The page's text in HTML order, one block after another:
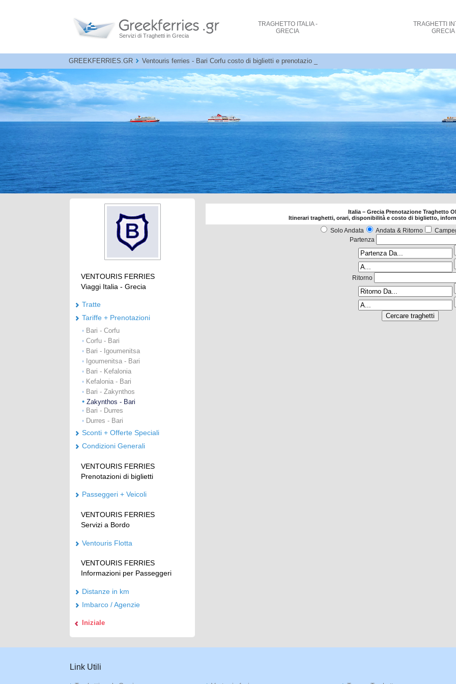
Servizi di Traghetti in Grecia
TRAGHETTO ITALIA -
GRECIA
TRAGHETTI
GRECIA
GREEKFERRIES.GR Ventouris ferries - Bari Corfu costo di biglietti e prenotazioni
VENTOURIS FERRIES
Viaggi Italia - Grecia
Tratte
Tariffe + Prenotazioni
• Bari - Corfu
• Corfu - Bari
• Bari - Igoumenitsa
• Igoumenitsa - Bari
• Bari - Kefalonia
• Kefalonia - Bari
• Bari - Zakynthos
• Zakynthos - Bari
• Bari - Durres
• Durres - Bari
Sconti + Offerte Speciali
Condizioni Generali
VENTOURIS FERRIES
Prenotazioni di biglietti
Passeggeri + Veicoli
VENTOURIS FERRIES
Servizi a Bordo
Ventouris Flotta
VENTOURIS FERRIES
Informazioni per Passeggeri
Distanze in km
Imbarco / Agenzie
Iniziale
Italia – Grecia Prenotazione Traghetto
Itinerari traghetti, orari, disponibilità e costo di biglietto,
Solo Andata Andata & Ritorno
Partenza
Ritorno
Link Utili